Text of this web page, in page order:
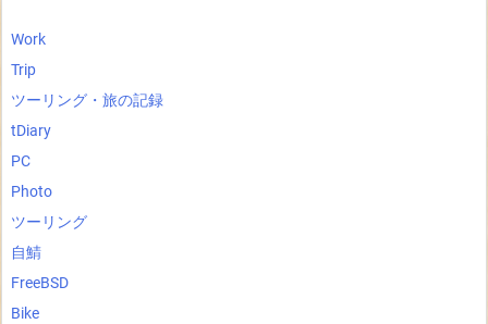
Work
Trip
ツーリング・旅の記録
tDiary
PC
Photo
ツーリング
自鯖
FreeBSD
Bike